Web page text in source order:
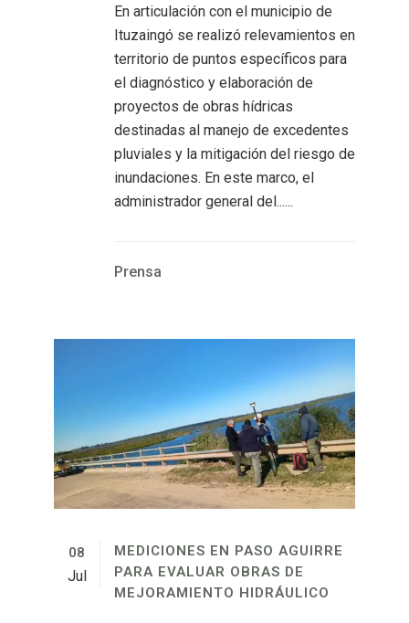
En articulación con el municipio de
Ituzaingó se realizó relevamientos en
territorio de puntos específicos para
el diagnóstico y elaboración de
proyectos de obras hídricas
destinadas al manejo de excedentes
pluviales y la mitigación del riesgo de
inundaciones. En este marco, el
administrador general del......
Prensa
08
Jul
MEDICIONES EN PASO AGUIRRE
PARA EVALUAR OBRAS DE
MEJORAMIENTO HIDRÁULICO